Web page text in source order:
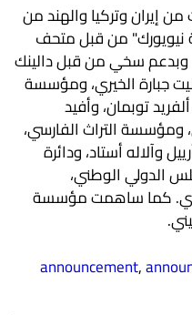
وتركيا والهند من
من قبل متحف
سخي من قبل دالينك
جبارة الخيري، ومؤسسة
توبمان، وأفيد
التراث الفارسي،
وآلاله أستاد، ودائرة
الدولي الوطني،
كما ساهمت مؤسسة
announcement,